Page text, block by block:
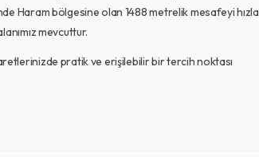
Haram bölgesine olan 1488 metrelik mesafeyi hızla
mevcuttur.
pratik ve erişilebilir bir tercih noktası